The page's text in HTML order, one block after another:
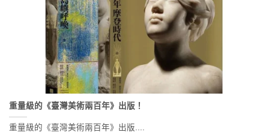
重量級的《臺灣美術兩百年》出版！
重量級的《臺灣美術兩百年》出版....